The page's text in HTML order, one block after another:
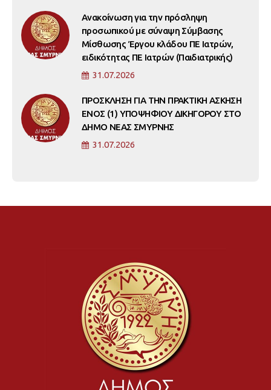
Ανακοίνωση για την πρόσληψη
προσωπικού με σύναψη Σύμβασης
Μίσθωσης Έργου κλάδου ΠΕ Ιατρών,
ειδικότητας ΠΕ Ιατρών (Παιδιατρικής)
31.07.2026
ΠΡΟΣΚΛΗΣΗ ΓΙΑ ΤΗΝ ΠΡΑΚΤΙΚΗ ΑΣΚΗΣΗ
ΕΝΟΣ (1) ΥΠΟΨΗΦΙΟΥ ΔΙΚΗΓΟΡΟΥ ΣΤΟ
ΔΗΜΟ ΝΕΑΣ ΣΜΥΡΝΗΣ
31.07.2026